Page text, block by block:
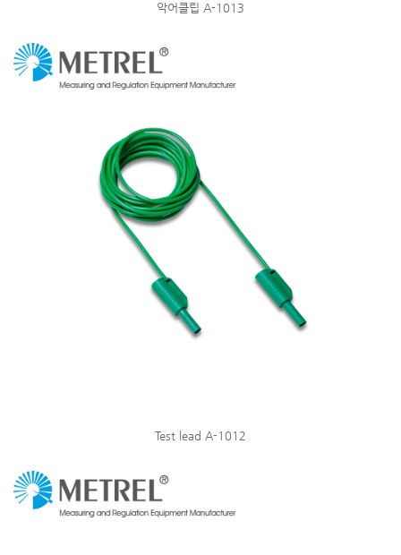
악어클립 A-1013
Test lead A-1012